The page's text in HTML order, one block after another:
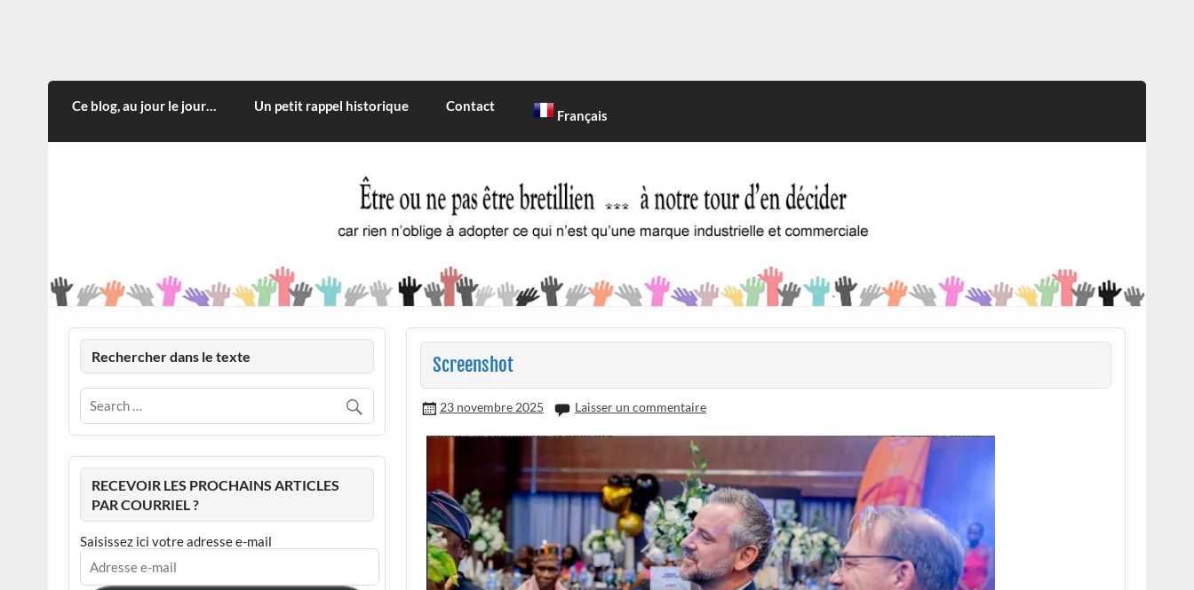
CITOYEN D'ILLE-ET-VILAINE
Ce blog, au jour le jour… Un petit rappel historique Contact
Français
Screenshot
23 novembre 2025 Laisser un commentaire
Rechercher dans le texte
RECEVOIR LES PROCHAINS ARTICLES
PAR COURRIEL ?
Saisissez ici votre adresse e-mail
Adresse
e-
mail